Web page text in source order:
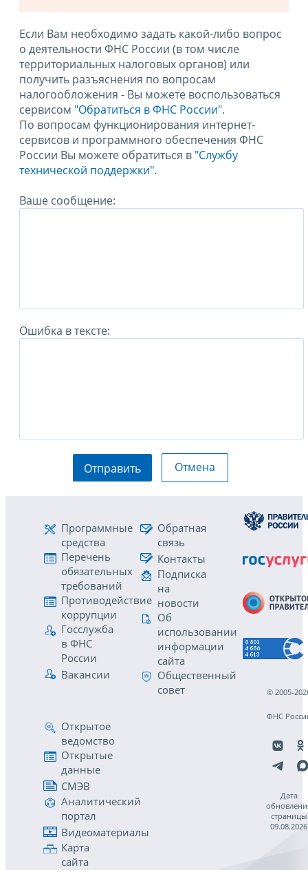
Если Вам необходимо задать какой-либо вопрос
о деятельности ФНС России (в том числе
территориальных налоговых органов) или
получить разъяснения по вопросам
налогообложения - Вы можете воспользоваться
сервисом "Обратиться в ФНС России".
По вопросам функционирования интернет-
сервисов и программного обеспечения ФНС
России Вы можете обратиться в "Службу
технической поддержки".
Ваше сообщение:
Ошибка в тексте:
Отправить Отмена
Программные
средства
Перечень
обязательных
требований
Противодействие
коррупции
Госслужба
в ФНС
России
Вакансии
Обратная
связь
Контакты
Подписка
на
новости
Об
использовании
информации
сайта
Общественный
совет
Открытое
ведомство
Открытые
данные
СМЭВ
Аналитический
портал
Видеоматериалы
Карта
сайта
© 2005-
ФНС
Дата
страницы
09.08.2026